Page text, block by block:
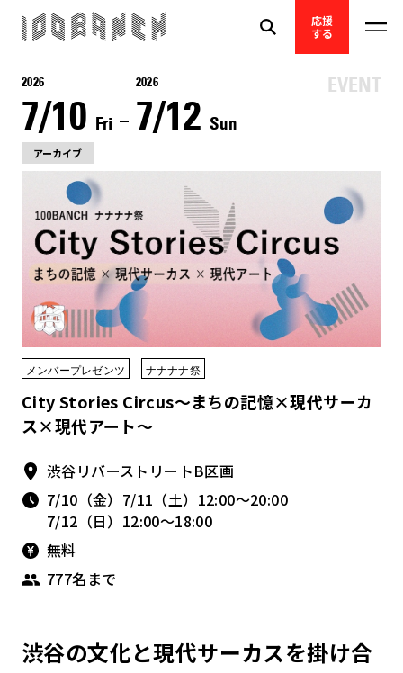
応援
する
2026
7/10 Fri
2026
7/12 Sun
アーカイブ
メンバープレゼンツ ナナナナ祭
City Stories Circus〜まちの記憶×現代サーカ
ス×現代アート〜
渋谷リバーストリートB区画
7/10（金）7/11（土）12:00～20:00
7/12（日）12:00～18:00
無料
777名まで
渋谷の文化と現代サーカスを掛け合